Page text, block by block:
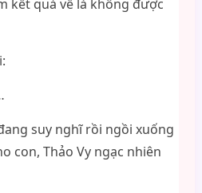
kết quả về là không được
suy nghĩ rồi ngồi xuống
con, Thảo Vy ngạc nhiên